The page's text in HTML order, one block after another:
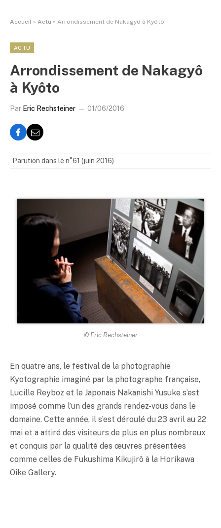
Accueil » Actu » Arrondissement de Nakagyô à Kyôto
ACTU
Arrondissement de Nakagyô
à Kyôto
Par Eric Rechsteiner 01/06/2016
Parution dans le n°61 (juin 2016)
© Eric Rechsteiner
En quatre ans, le festival de la photographie
Kyotographie imaginé par la photographe française,
Lucille Reyboz et le Japonais Nakanishi Yusuke s’est
imposé comme l’un des grands rendez-vous dans le
domaine. Cette année, il s’est déroulé du 23 avril au 22
mai et a attiré des visiteurs de plus en plus nombreux
et conquis par la qualité des œuvres présentées
comme celles de Fukushima Kikujirô à la Horikawa
Oike Gallery.